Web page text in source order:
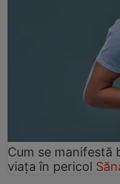
Cum se manifestă
viaţa în pericol